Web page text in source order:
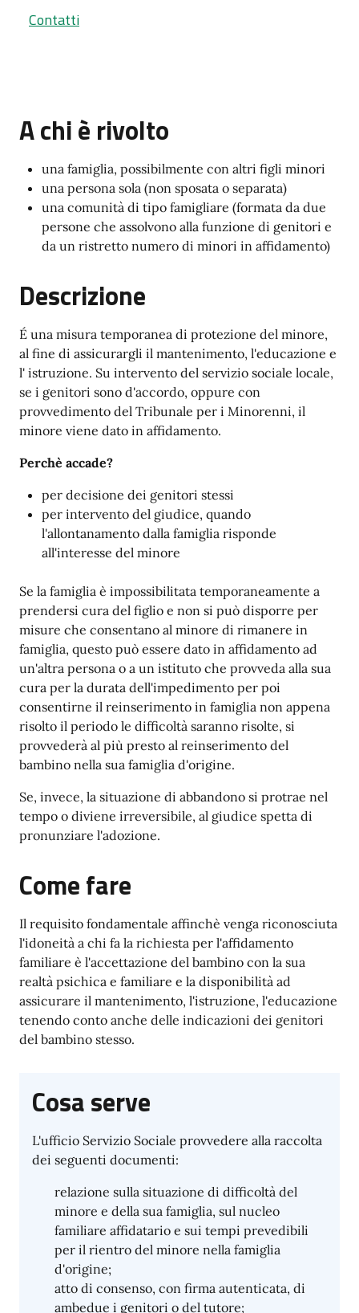
Contatti
A chi è rivolto
una famiglia, possibilmente con altri figli minori
una persona sola (non sposata o separata)
una comunità di tipo famigliare (formata da due
persone che assolvono alla funzione di genitori e
da un ristretto numero di minori in affidamento)
Descrizione
É una misura temporanea di protezione del minore,
al fine di assicurargli il mantenimento, l'educazione e
l' istruzione. Su intervento del servizio sociale locale,
se i genitori sono d'accordo, oppure con
provvedimento del Tribunale per i Minorenni, il
minore viene dato in affidamento.
Perchè accade?
per decisione dei genitori stessi
per intervento del giudice, quando
l'allontanamento dalla famiglia risponde
all'interesse del minore
Se la famiglia è impossibilitata temporaneamente a
prendersi cura del figlio e non si può disporre per
misure che consentano al minore di rimanere in
famiglia, questo può essere dato in affidamento ad
un'altra persona o a un istituto che provveda alla sua
cura per la durata dell'impedimento per poi
consentirne il reinserimento in famiglia non appena
risolto il periodo le difficoltà saranno risolte, si
provvederà al più presto al reinserimento del
bambino nella sua famiglia d'origine.
Se, invece, la situazione di abbandono si protrae nel
tempo o diviene irreversibile, al giudice spetta di
pronunziare l'adozione.
Come fare
Il requisito fondamentale affinchè venga riconosciuta
l'idoneità a chi fa la richiesta per l'affidamento
familiare è l'accettazione del bambino con la sua
realtà psichica e familiare e la disponibilità ad
assicurare il mantenimento, l'istruzione, l'educazione
tenendo conto anche delle indicazioni dei genitori
del bambino stesso.
Cosa serve
L'ufficio Servizio Sociale provvedere alla raccolta
dei seguenti documenti:
relazione sulla situazione di difficoltà del
minore e della sua famiglia, sul nucleo
familiare affidatario e sui tempi prevedibili
per il rientro del minore nella famiglia
d'origine;
atto di consenso, con firma autenticata, di
ambedue i genitori o del tutore;